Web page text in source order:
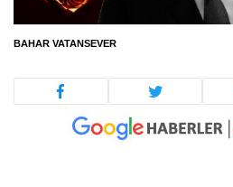
BAHAR VATANSEVER